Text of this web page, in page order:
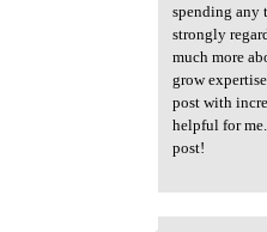
spending any
strongly
much more
grow
post with
helpful for
post!